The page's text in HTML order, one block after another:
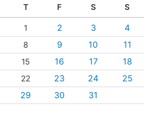
T F S S
1 2 3 4
8 9 10 11
15 16 17 18
22 23 24
25
29 30
31